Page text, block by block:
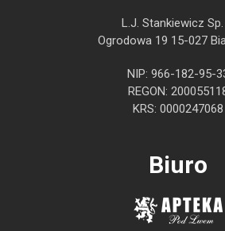
L.J. Stankiewicz Sp.
Ogrodowa 19 15-027
NIP: 966-182-95-
REGON:
KRS: 0000247068
Biuro